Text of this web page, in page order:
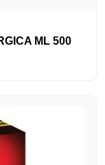
ML 500